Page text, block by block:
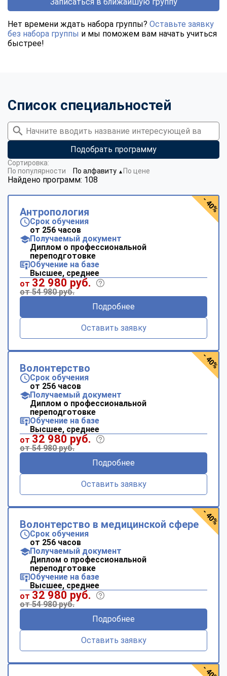
Нет времени ждать набора группы? Оставьте заявку
без набора группы и мы поможем вам начать учиться
быстрее!
Список специальностей
Подобрать программу
Найдено программ: 108
Сортировка:
По популярности
По алфавиту ▼ По цене
Антропология
Срок обучения
от 256 часов
Получаемый документ
Диплом о профессиональной
переподготовке
Обучение на базе
Высшее, среднее
от 32 980 руб.
от 54 980 руб.
Подробнее
Оставить заявку
- 40%
Волонтерство
Срок обучения
от 256 часов
Получаемый документ
Диплом о профессиональной
переподготовке
Обучение на базе
Высшее, среднее
от 32 980 руб.
от 54 980 руб.
Подробнее
Оставить заявку
- 40%
Волонтерство в медицинской сфере
Срок обучения
от 256 часов
Получаемый документ
Диплом о профессиональной
переподготовке
Обучение на базе
Высшее, среднее
от 32 980 руб.
от 54 980 руб.
Подробнее
Оставить заявку
- 40%